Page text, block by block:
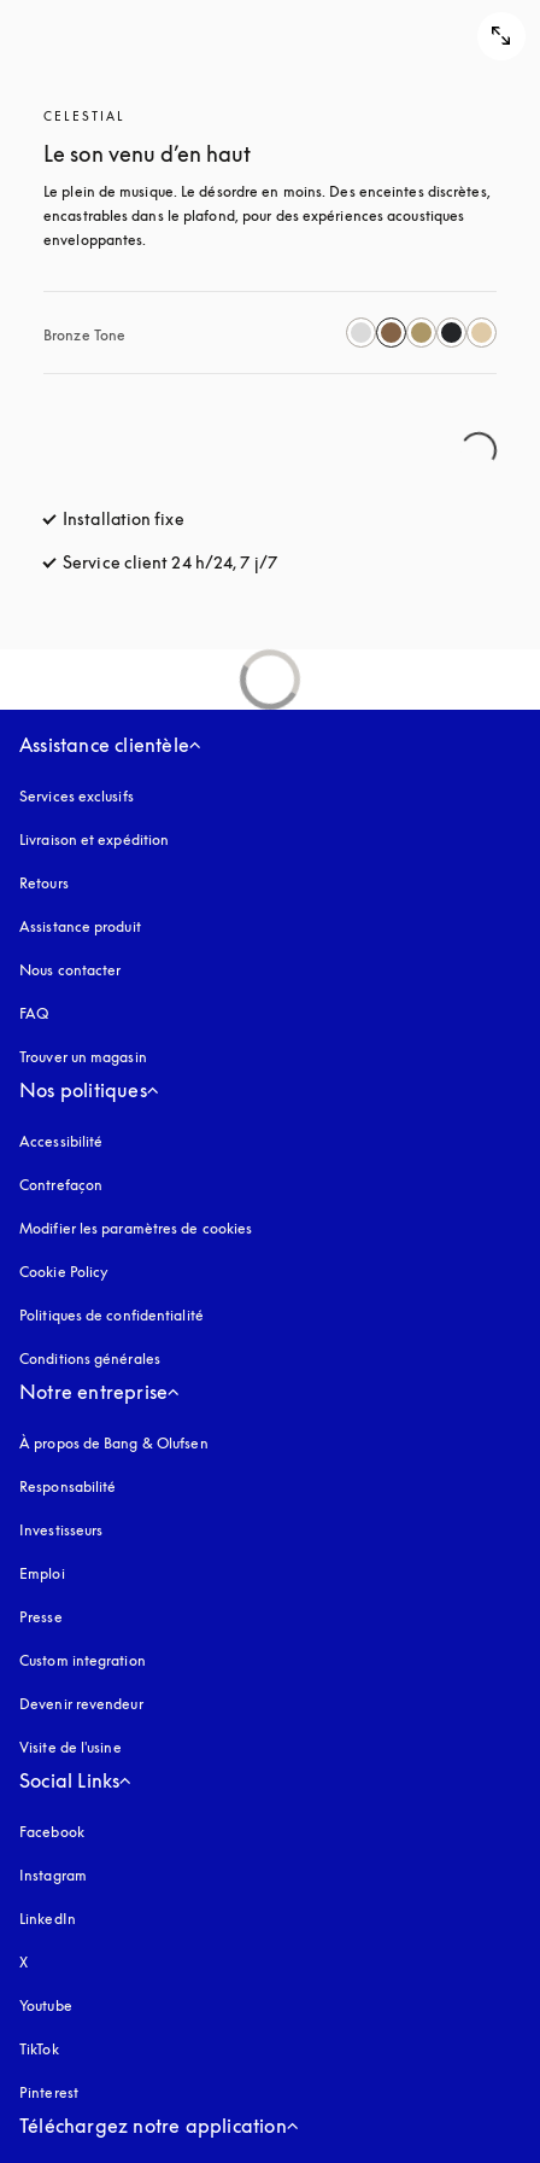
CELESTIAL
Le son venu d’en haut
Le plein de musique. Le désordre en moins. Des enceintes discrètes,
encastrables dans le plafond, pour des expériences acoustiques
enveloppantes.
Bronze Tone
Installation fixe
Service client 24 h/24, 7 j/7s’ouvre dans un nouvel onglet
Assistance clientèle
Services exclusifs
Livraison et expédition
Retours
Assistance produit
Nous contacter
FAQ
Trouver un magasin
Nos politiques
Accessibilité
Contrefaçon
Modifier les paramètres de cookies
Cookie Policy
Politiques de confidentialité
Conditions générales
Notre entreprise
À propos de Bang & Olufsen
Responsabilité
Investisseurs
Emploi
Presse
Custom integration
Devenir revendeur
Visite de l'usine
Social Links
Facebook
Instagram
LinkedIn
X
Youtube
TikTok
Pinterest
Téléchargez notre application